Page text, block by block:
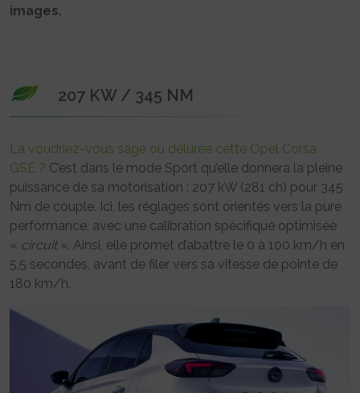
images.
207 KW / 345 NM
La voudriez-vous sage ou délurée cette Opel Corsa
GSE ? C’est dans le mode Sport qu’elle donnera la pleine
puissance de sa motorisation : 207 kW (281 ch) pour 345
Nm de couple. Ici, les réglages sont orientés vers la pure
performance, avec une calibration spécifique optimisée
« circuit ». Ainsi, elle promet d’abattre le 0 à 100 km/h en
5,5 secondes, avant de filer vers sa vitesse de pointe de
180 km/h.